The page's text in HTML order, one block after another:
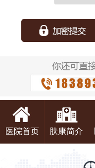
医院首页 肤康简介